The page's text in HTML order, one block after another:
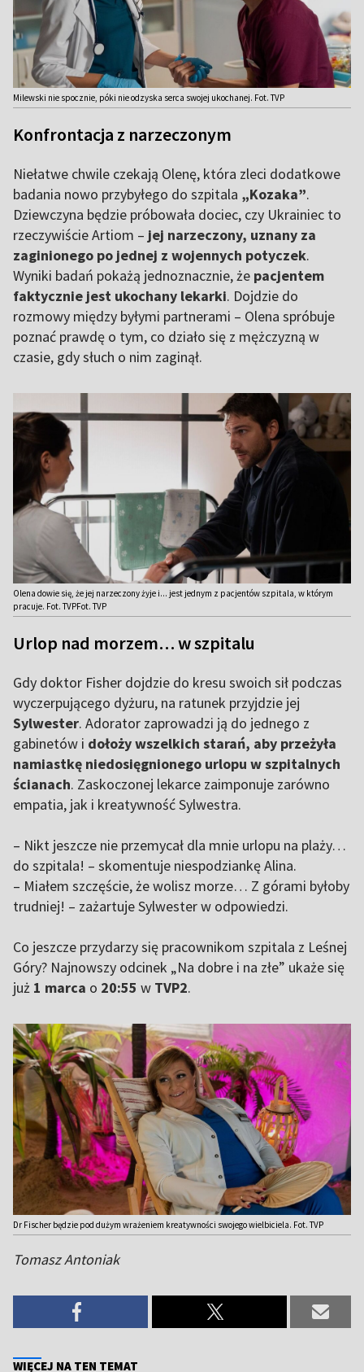
Milewski nie spocznie, póki nie odzyska serca swojej ukochanej. Fot. TVP
Konfrontacja z narzeczonym
Niełatwe chwile czekają Olenę, która zleci dodatkowe
badania nowo przybyłego do szpitala „Kozaka”.
Dziewczyna będzie próbowała dociec, czy Ukrainiec to
rzeczywiście Artiom – jej narzeczony, uznany za
zaginionego po jednej z wojennych potyczek.
Wyniki badań pokażą jednoznacznie, że pacjentem
faktycznie jest ukochany lekarki. Dojdzie do
rozmowy między byłymi partnerami – Olena spróbuje
poznać prawdę o tym, co działo się z mężczyzną w
czasie, gdy słuch o nim zaginął.
Olena dowie się, że jej narzeczony żyje i... jest jednym z pacjentów szpitala, w którym
pracuje. Fot. TVPFot. TVP
Urlop nad morzem… w szpitalu
Gdy doktor Fisher dojdzie do kresu swoich sił podczas
wyczerpującego dyżuru, na ratunek przyjdzie jej
Sylwester. Adorator zaprowadzi ją do jednego z
gabinetów i dołoży wszelkich starań, aby przeżyła
namiastkę niedosięgnionego urlopu w szpitalnych
ścianach. Zaskoczonej lekarce zaimponuje zarówno
empatia, jak i kreatywność Sylwestra.
– Nikt jeszcze nie przemycał dla mnie urlopu na plaży…
do szpitala! – skomentuje niespodziankę Alina.
– Miałem szczęście, że wolisz morze… Z górami byłoby
trudniej! – zażartuje Sylwester w odpowiedzi.
Co jeszcze przydarzy się pracownikom szpitala z Leśnej
Góry? Najnowszy odcinek „Na dobre i na złe” ukaże się
już 1 marca o 20:55 w TVP2.
Dr Fischer będzie pod dużym wrażeniem kreatywności swojego wielbiciela. Fot. TVP
Tomasz Antoniak
WIĘCEJ NA TEN TEMAT